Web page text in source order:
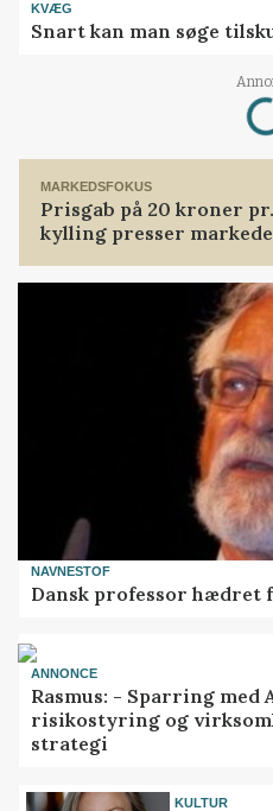
KVÆG
Snart kan man søge
MARKEDSFOKUS
Prisgab på 20 kroner
kylling presser
NAVNESTOF
Dansk professor hædret
ANNONCE
Rasmus: - Sparring
risikostyring og
strategi
KULTUR